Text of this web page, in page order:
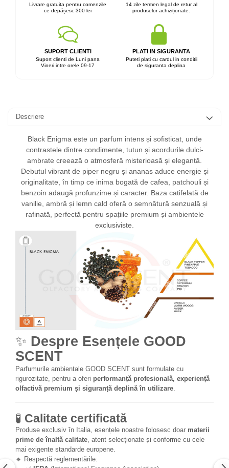
Livrare gratuita pentru comenzile
ce depășesc 300 lei
14 zile termen legal de retur al
produselor achiziționate.
SUPORT CLIENTI
Suport clienti de Luni pana
Vineri intre orele 09-17
PLATI IN SIGURANTA
Puteti plati cu cardul in conditii
de siguranta deplina
Descriere
Black Enigma este un parfum intens și sofisticat, unde
contrastele dintre condimente, tutun și acordurile dulci-
ambrate creează o atmosferă misterioasă și elegantă.
Debutul vibrant de piper negru și ananas aduce energie și
originalitate, în timp ce inima bogată de cafea, patchouli și
benzoin adaugă profunzime și caracter. Baza catifelată de
vanilie, ambră și lemn cald oferă o semnătură senzuală și
rafinată, perfectă pentru spațiile premium și ambientele
exclusiviste.
✨ Despre Esențele GOOD
SCENT
Parfumurile ambientale GOOD SCENT sunt formulate cu
rigurozitate, pentru a oferi performanță profesională, experiență
olfactivă premium și siguranță deplină în utilizare
🧪 Calitate certificată
Produse exclusiv în Italia, esențele noastre folosesc doar materii
prime de înaltă calitate , atent selecționate și conforme cu cele
mai exigente standarde europene.
🔹 Respectă reglementările: